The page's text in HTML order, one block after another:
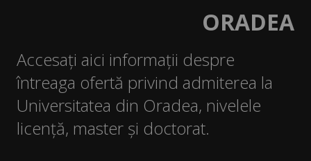
Îndrumători
Doctoranzi
Admitere doctorat
ORADEA
Accesați aici informații despre
întreaga ofertă privind admiterea la
Universitatea din Oradea, nivelele
licență, master și doctorat.